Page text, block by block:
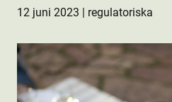
12 juni 2023 | regulatoriska